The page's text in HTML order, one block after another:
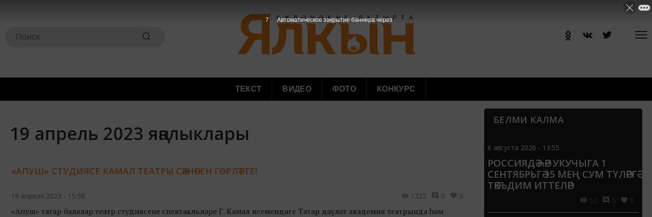
ТЕКСТ ВИДЕО ФОТО КОНКУРС
19 апрель 2023 яңалыклары
«АПУШ» СТУДИЯСЕ КАМАЛ ТЕАТРЫ СӘХНӘСЕН ГӨРЛӘТТЕ!
19 апреля 2023 - 15:58 1327 0 0
«Апуш» татар балалар театр студиясенең спектакльләре Г. Камал исемендәге Татар дәүләт академия театрында һәм
БЕЛМИ КАЛМА
6 августа 2026 - 13:55
РОССИЯДӘ ҺӘР УКУЧЫГА 1
СЕНТЯБРЬГӘ 15 МЕҢ СУМ ТҮЛӘРГӘ
ТӘКЪДИМ ИТТЕЛӘР
52 0 0
7 Автоматическое закрытие баннера через